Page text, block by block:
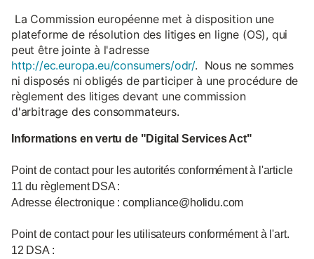
La Commission européenne met à disposition une
plateforme de résolution des litiges en ligne (OS), qui
peut être jointe à l'adresse
http://ec.europa.eu/consumers/odr/. Nous ne sommes
ni disposés ni obligés de participer à une procédure de
règlement des litiges devant une commission
d'arbitrage des consommateurs.
Informations en vertu de "Digital Services Act"
Point de contact pour les autorités conformément à l'article
11 du règlement DSA :
Adresse électronique : compliance@holidu.com
Point de contact pour les utilisateurs conformément à l'art.
12 DSA :